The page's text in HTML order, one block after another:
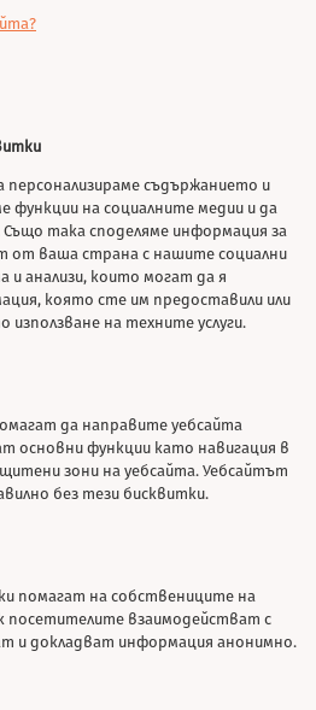
персонализираме съдържанието и
функции на социалните медии и да
така споделяме информация за
от ваша страна с нашите социални
и анализи, които могат да я
която сте им предоставили или
на техните услуги.
да направите уебсайта
основни функции като навигация в
зони на уебсайта. Уебсайтът
без тези бисквитки.
помагат на собствениците на
посетителите взаимодействат с
и докладват информация анонимно.